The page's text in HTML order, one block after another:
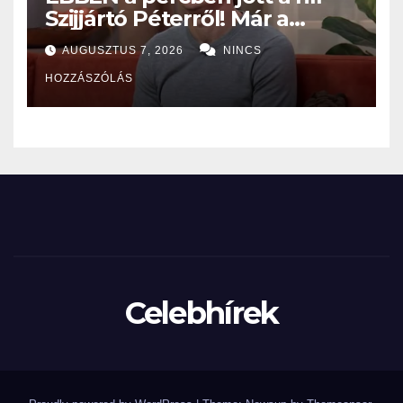
Szijjártó Péterről! Már a
Budapesti Rendőr-
főkapitányságon az ügye,
miután…
AUGUSZTUS 7, 2026 NINCS
HOZZÁSZÓLÁS
Celebhírek